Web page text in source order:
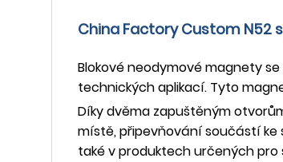
China Factory Custom N52
Blokové neodymové magnety
technických aplikací. Tyto
Díky dvěma zapuštěným
místě, připevňování součástí ke
také v produktech určených pro